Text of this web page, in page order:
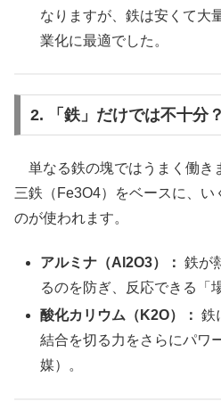
なりますが、鉄は安くて大
業化に最適でした。
2. 「鉄」だけでは不十分
単なる鉄の塊ではうまく働き
三鉄（Fe3O4）をベースに、い
のが使われます。
アルミナ（Al2O3）： 鉄が
るのを防ぎ、反応できる「
酸化カリウム（K2O）： 鉄
結合を切る力をさらにパワ
媒）。